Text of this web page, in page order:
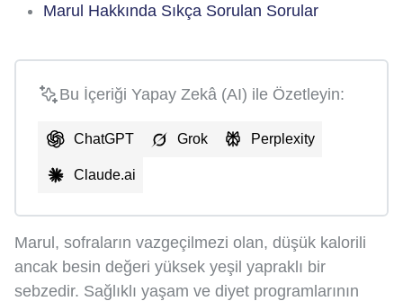
Marul Hakkında Sıkça Sorulan Sorular
Bu İçeriği Yapay Zekâ (AI) ile Özetleyin:
ChatGPT Grok Perplexity
Claude.ai
Marul, sofraların vazgeçilmezi olan, düşük kalorili
ancak besin değeri yüksek yeşil yapraklı bir
sebzedir. Sağlıklı yaşam ve diyet programlarının